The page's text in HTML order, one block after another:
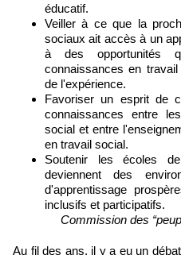
éducatif.
Veiller à ce que la
sociaux ait accès à un
à des opportunités
connaissances en
de l'expérience.
Favoriser un esprit de
connaissances entre
social et entre
en travail social.
Soutenir les écoles
deviennent des
d'apprentissage
inclusifs et participatifs.
Commission des
Au fil des ans, il y a eu un